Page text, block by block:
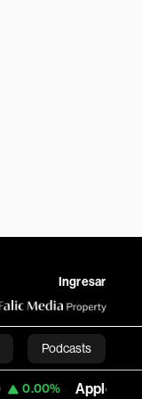
Ingresar
Podcasts
Apple 309.25